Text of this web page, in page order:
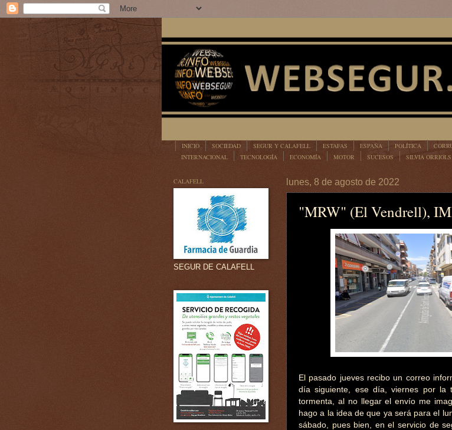
INICIO SOCIEDAD SEGUR Y CALAFELL ESTAFAS ESPAÑA POLÍTICA
INTERNACIONAL
TECNOLOGÍA ECONOMÍA MOTOR SUCESOS SILVIA ORRIOLS
lunes, 8 de agosto de 2022
"MRW" (El Vendrell),
El pasado jueves recibo un correo
día siguiente, ese día, viernes por la
tormenta, al no llegar el envío me
hago a la idea de que ya será para el
sábado, pues bien, en el servicio de
CALAFELL
SEGUR DE CALAFELL